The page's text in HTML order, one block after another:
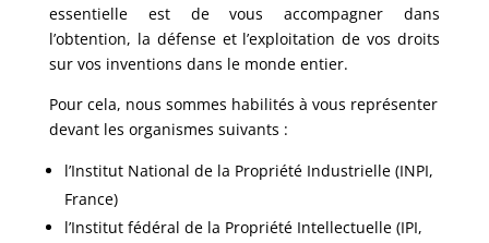
essentielle est de vous accompagner dans
l’obtention, la défense et l’exploitation de vos droits
sur vos inventions dans le monde entier.
Pour cela, nous sommes habilités à vous représenter
devant les organismes suivants :
l’Institut National de la Propriété Industrielle (INPI,
France)
l’Institut fédéral de la Propriété Intellectuelle (IPI,